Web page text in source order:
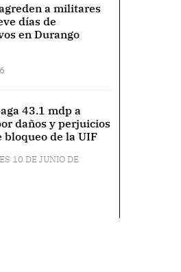
a militares
días de
en Durango
43.1 mdp a
daños y perjuicios
bloqueo de la UIF
10 DE JUNIO DE